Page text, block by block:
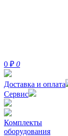
0 ₽ 0
Доставка и оплата
Сервис
Комплекты
оборудования